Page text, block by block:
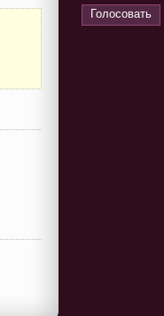
Голосовать